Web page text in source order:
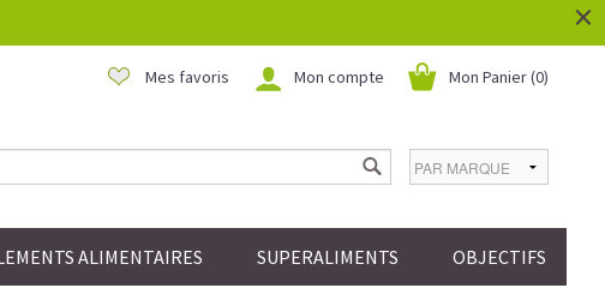
×
Mon Panier (0)
Mon compte
Mes favoris
ALIMENTAIRES SUPERALIMENTS OBJECTIFS